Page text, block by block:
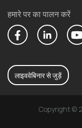
हमारे पर का पालन करें
लाइववेबिनार से जुड़ें
Copyright ©